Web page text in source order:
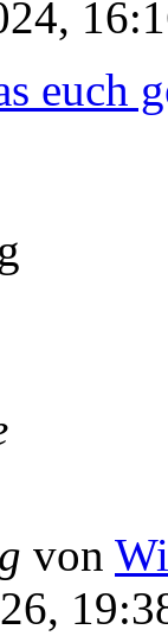
euch
von